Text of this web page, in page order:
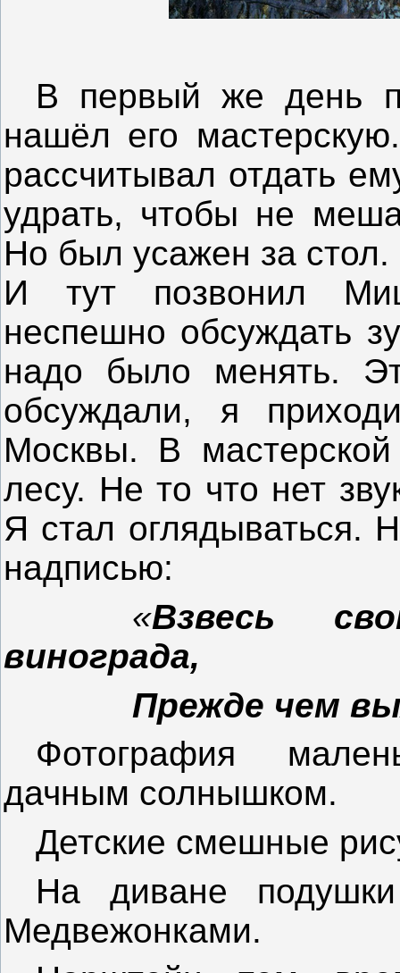
В первый же день
нашёл его
рассчитывал отдать
удрать, чтобы не
Но был усажен за
И тут позвонил
неспешно обсуждать
надо было менять.
обсуждали, я
Москвы. В
лесу. Не то что нет
Я стал оглядываться.
надписью:
«Взвесь
винограда,
Прежде чем
Фотография
дачным солнышком.
Детские смешные
На диване
Медвежонками.